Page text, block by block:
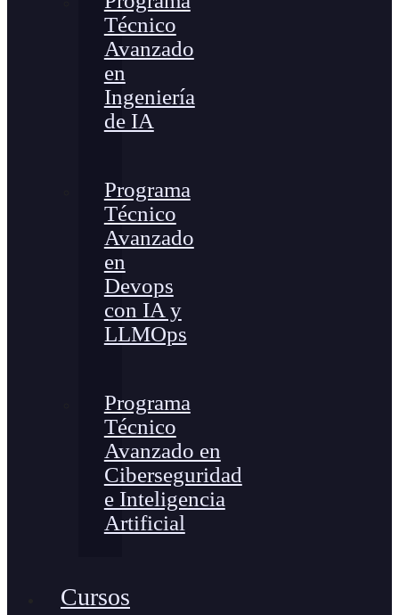
Técnico
Avanzado
en
Ingeniería
de IA
Programa
Técnico
Avanzado
en
Devops
con IA y
LLMOps
Programa
Técnico
Avanzado en
Ciberseguridad
e Inteligencia
Artificial
Cursos